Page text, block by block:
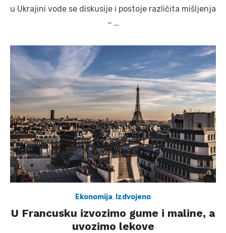
u Ukrajini vode se diskusije i postoje različita mišljenja
– …
Ekonomija, Izdvojeno
U Francusku izvozimo gume i maline, a
uvozimo lekove